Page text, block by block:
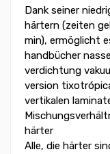
Dank seiner
härtern (zeiten
min), ermöglicht
handbücher
verdichtung
version
vertikalen
härter
Alle, die härter